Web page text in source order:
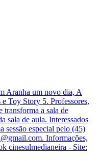
Aranha um novo dia, A
Toy Story 5. Professores,
transforma a sala de
sala de aula. Interessados
sessão especial pelo (45)
Informações,
cinesulmedianeira - Site: